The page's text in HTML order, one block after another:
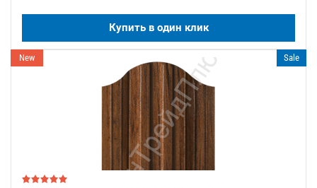
Купить в один клик
New Sale